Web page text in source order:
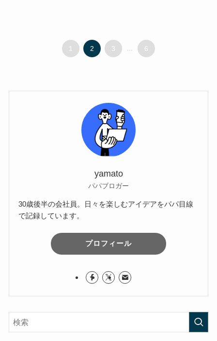
1 2 3 ... 6
yamato
パパブロガー
30歳後半の会社員。日々を楽しむアイデアをパパ目線
で記録しています。
プロフィール